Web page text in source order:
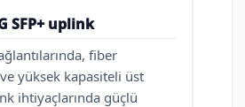
SFP+ uplink
fiber
yüksek kapasiteli üst
ihtiyaçlarında güçlü